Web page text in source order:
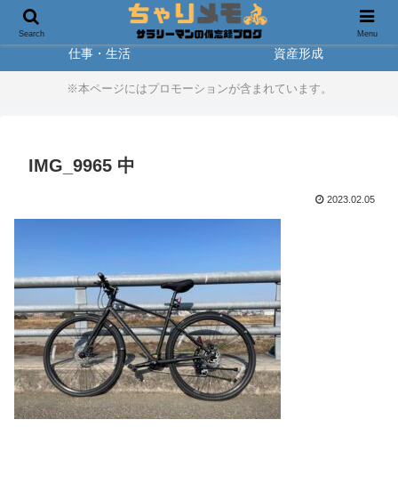
製品レビュー
仕事・生活 資産形成
※本ページにはプロモーションが含まれています。
IMG_9965 中
2023.02.05
Search Menu